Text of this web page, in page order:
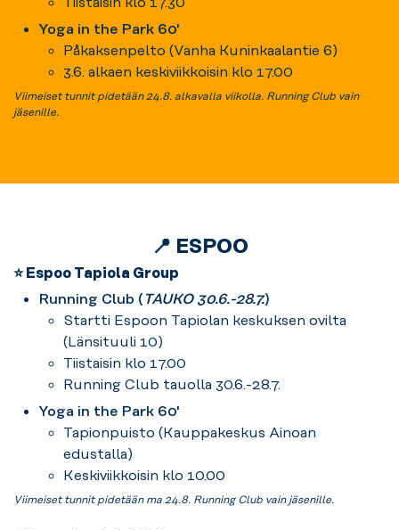
Yoga in the Park 60'
Påkaksenpelto (Vanha Kuninkaalantie 6)
3.6. alkaen keskiviikkoisin klo 17.00
Viimeiset tunnit pidetään 24.8. alkavalla viikolla. Running Club vain
jäsenille.
📍 ESPOO
⭐ Espoo Tapiola Group
Running Club ( TAUKO 30.6.-28.7.)
Startti Espoon Tapiolan keskuksen ovilta
(Länsituuli 10)
Tiistaisin klo 17.00
Running Club tauolla 30.6.-28.7.
Yoga in the Park 60'
Tapionpuisto (Kauppakeskus Ainoan
edustalla)
Keskiviikkoisin klo 10.00
Viimeiset tunnit pidetään ma 24.8. Running Club vain jäsenille.